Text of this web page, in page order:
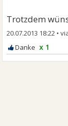
Trotzdem
20.07.2013 18:22 •
x 1